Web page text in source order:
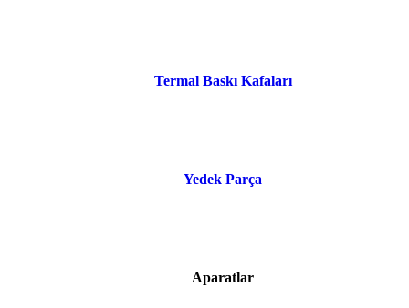
Termal Baskı Kafaları
Yedek Parça
Aparatlar